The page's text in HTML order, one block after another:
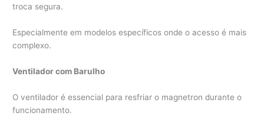
troca segura.
Especialmente em modelos específicos onde o acesso é mais
complexo.
Ventilador com Barulho
O ventilador é essencial para resfriar o magnetron durante o
funcionamento.